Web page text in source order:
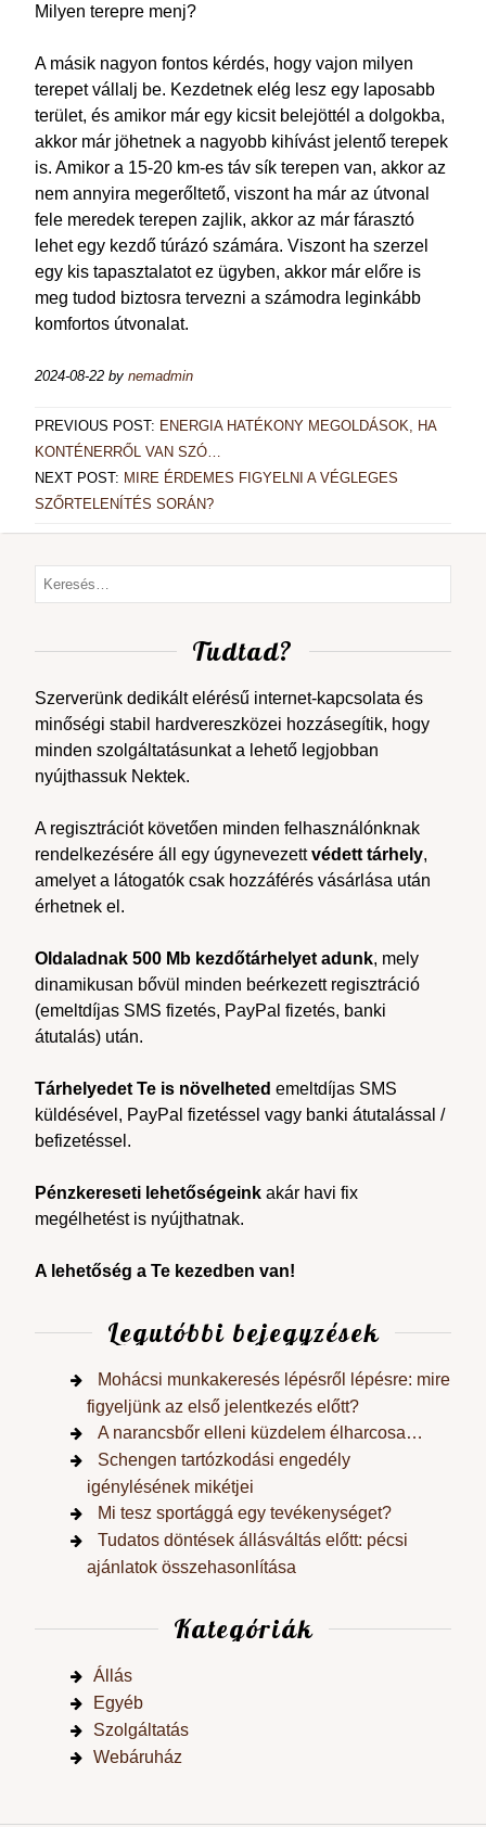
Milyen terepre menj?
A másik nagyon fontos kérdés, hogy vajon milyen
terepet vállalj be. Kezdetnek elég lesz egy laposabb
terület, és amikor már egy kicsit belejöttél a dolgokba,
akkor már jöhetnek a nagyobb kihívást jelentő terepek
is. Amikor a 15-20 km-es táv sík terepen van, akkor az
nem annyira megerőltető, viszont ha már az útvonal
fele meredek terepen zajlik, akkor az már fárasztó
lehet egy kezdő túrázó számára. Viszont ha szerzel
egy kis tapasztalatot ez ügyben, akkor már előre is
meg tudod biztosra tervezni a számodra leginkább
komfortos útvonalat.
2024-08-22 by nemadmin
PREVIOUS POST: ENERGIA HATÉKONY MEGOLDÁSOK, HA
KONTÉNERRŐL VAN SZÓ…
NEXT POST: MIRE ÉRDEMES FIGYELNI A VÉGLEGES
SZŐRTELENÍTÉS SORÁN?
Tudtad?
Szerverünk dedikált elérésű internet-kapcsolata és
minőségi stabil hardvereszközei hozzásegítik, hogy
minden szolgáltatásunkat a lehető legjobban
nyújthassuk Nektek.
A regisztrációt követően minden felhasználónknak
rendelkezésére áll egy úgynevezettvédett tárhely,
amelyet a látogatók csak hozzáférés vásárlása után
érhetnek el.
Oldaladnak 500 Mb kezdőtárhelyet adunk, mely
dinamikusan bővül minden beérkezett regisztráció
(emeltdíjas SMS fizetés, PayPal fizetés, banki
átutalás) után.
Tárhelyedet Te is növelheted emeltdíjas SMS
küldésével, PayPal fizetéssel vagy banki átutalással /
befizetéssel.
Pénzkereseti lehetőségeink akár havi fix
megélhetést is nyújthatnak.
A lehetőség a Te kezedben van!
Legutóbbi bejegyzések
Mohácsi munkakeresés lépésről lépésre: mire
figyeljünk az első jelentkezés előtt?
A narancsbőr elleni küzdelem élharcosa…
Schengen tartózkodási engedély
igénylésének mikétjei
Mi tesz sportággá egy tevékenységet?
Tudatos döntések állásváltás előtt: pécsi
ajánlatok összehasonlítása
Kategóriák
Állás
Egyéb
Szolgáltatás
Webáruház